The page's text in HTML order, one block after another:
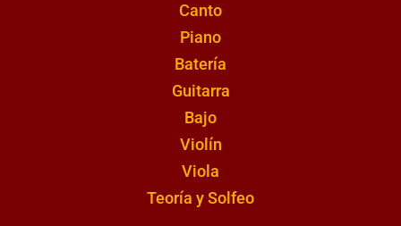
Canto
Piano
Batería
Guitarra
Bajo
Violín
Viola
Teoría y Solfeo